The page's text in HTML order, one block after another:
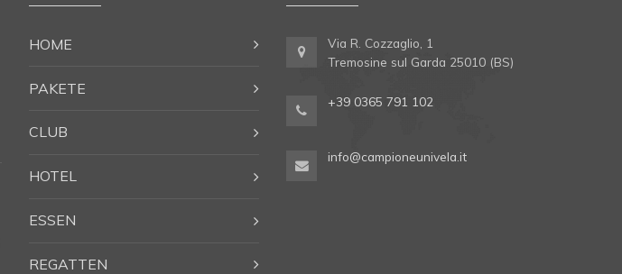
HOME
PAKETE
CLUB
HOTEL
ESSEN
REGATTEN
Via R. Cozzaglio, 1
Tremosine sul Garda 25010 (BS)
+39 0365 791 102
info@campioneunivela.it